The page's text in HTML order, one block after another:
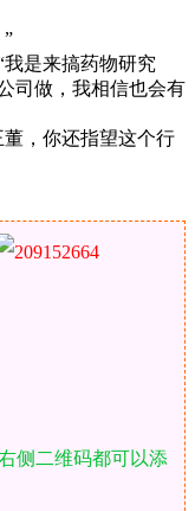
是来搞药物研究
司做，我相信也会有
，你还指望这个行
侧二维码都可以添